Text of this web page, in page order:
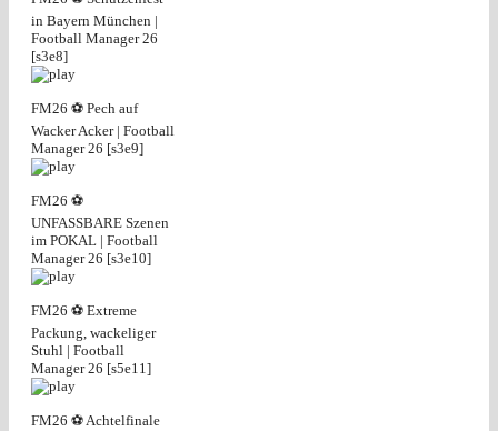
in Bayern München |
Football Manager 26
[s3e8]
FM26 ⚽ Pech auf
Wacker Acker | Football
Manager 26 [s3e9]
FM26 ⚽
UNFASSBARE Szenen
im POKAL | Football
Manager 26 [s3e10]
FM26 ⚽ Extreme
Packung, wackeliger
Stuhl | Football
Manager 26 [s5e11]
FM26 ⚽ Achtelfinale